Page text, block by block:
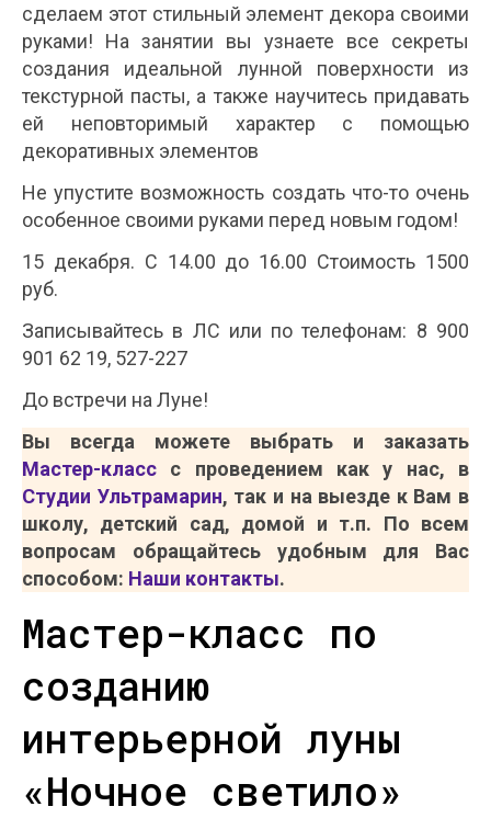
сделаем этот стильный элемент декора своими
руками! На занятии вы узнаете все секреты
создания идеальной лунной поверхности из
текстурной пасты, а также научитесь придавать
ей неповторимый характер с помощью
декоративных элементов
Не упустите возможность создать что-то очень
особенное своими руками перед новым годом!
15 декабря. С 14.00 до 16.00 Стоимость 1500
руб.
Записывайтесь в ЛС или по телефонам: 8 900
901 62 19, 527-227
До встречи на Луне!
Вы всегда можете выбрать и заказать
Мастер-класс с проведением как у нас, в
Студии Ультрамарин, так и на выезде к Вам в
школу, детский сад, домой и т.п. По всем
вопросам обращайтесь удобным для Вас
способом: Наши контакты.
Мастер-класс по
созданию
интерьерной луны
«Ночное светило»